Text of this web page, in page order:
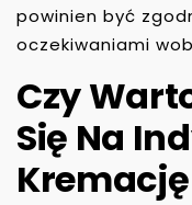
powinien być
oczekiwaniami
Czy
Się Na